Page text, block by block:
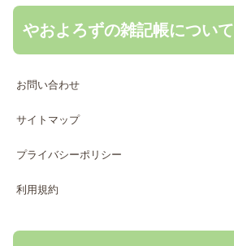
やおよろずの雑記帳について
お問い合わせ
サイトマップ
プライバシーポリシー
利用規約